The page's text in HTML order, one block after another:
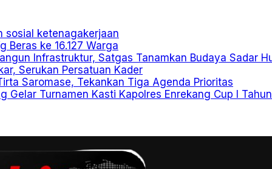
sosial ketenagakerjaan
Beras ke 16.127 Warga
Infrastruktur, Satgas Tanamkan Budaya Sadar
Serukan Persatuan Kader
Saromase, Tekankan Tiga Agenda Prioritas
Gelar Turnamen Kasti Kapolres Enrekang Cup I